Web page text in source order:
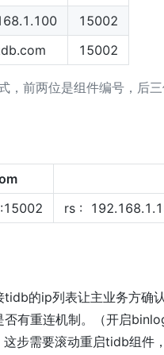
15002
15002
，前两位是组件编号，后
rs :
的ip列表让主业务方确
有重连机制。（开启
步需要滚动重启tidb组件